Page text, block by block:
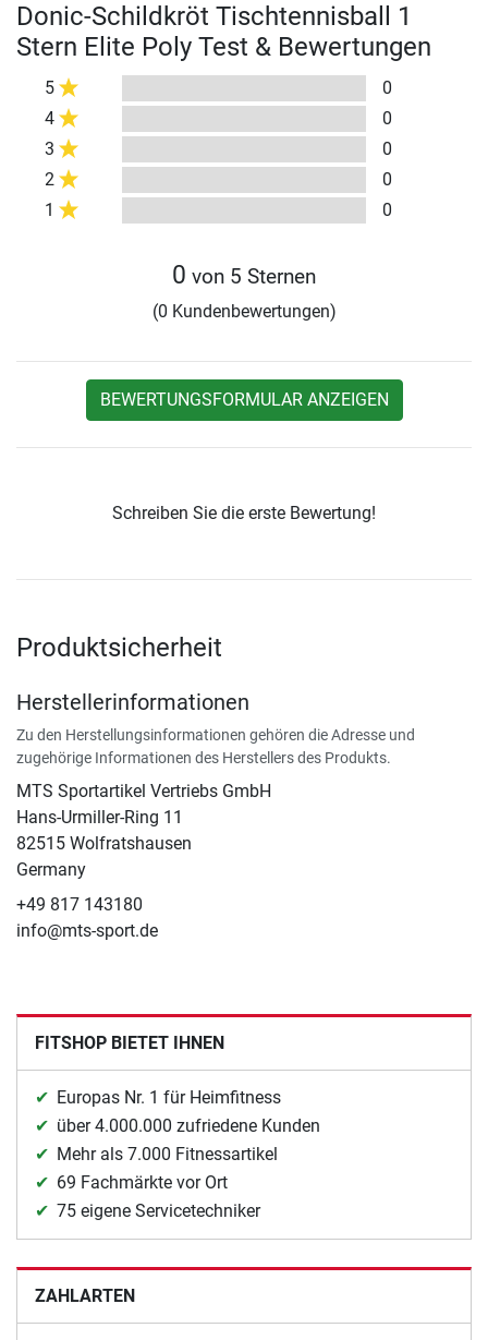
Donic-Schildkröt Tischtennisball 1
Stern Elite Poly Test & Bewertungen
5
0
4
0
3
0
2
0
1
0
0 von 5 Sternen
(0 Kundenbewertungen)
BEWERTUNGSFORMULAR ANZEIGEN
Schreiben Sie die erste Bewertung!
Produktsicherheit
Herstellerinformationen
Zu den Herstellungsinformationen gehören die Adresse und
zugehörige Informationen des Herstellers des Produkts.
MTS Sportartikel Vertriebs GmbH
Hans-Urmiller-Ring 11
82515 Wolfratshausen
Germany
+49 817 143180
info@mts-sport.de
FITSHOP BIETET IHNEN
Europas Nr. 1 für Heimfitness
über 4.000.000 zufriedene Kunden
Mehr als 7.000 Fitnessartikel
69 Fachmärkte vor Ort
75 eigene Servicetechniker
ZAHLARTEN